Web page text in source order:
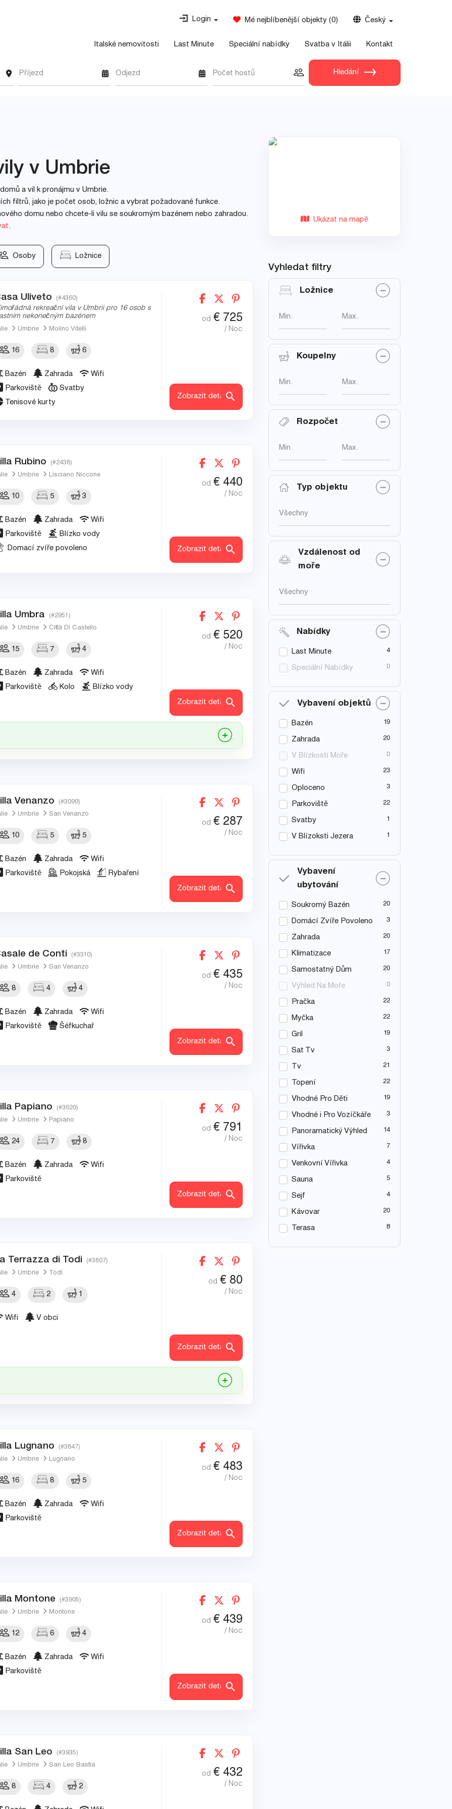
Login Mé nejblíbenější objekty (0) Český
Italské nemovitosti Last Minute Speciální nabídky Svatba v Itálii Kontakt
Příjezd Odjezd Počet hostů Hledání
v Umbrie
a vil k pronájmu v Umbrie.
filtrů, jako je počet osob, ložnic a vybrat požadované funkce.
domu nebo chcete-li vilu se soukromým bazénem nebo zahradou.
.
Osoby Ložnice
Uliveto (#4360)
rekreační vila v Umbrii pro 16 osob s
nekonečným bazénem
Umbrie Molino Vitelli
16 8 6
Bazén Zahrada
Wifi
Parkoviště
Svatby
Tenisové kurty
od € 725
/ Noc
Zobrazit detaily
Rubino (#2438)
Umbrie Lisciano Niccone
10 5 3
Bazén Zahrada
Wifi
Parkoviště
Blízko vody
Domací zvíře povoleno
od € 440
/ Noc
Zobrazit detaily
Umbra (#2951)
Umbrie Città Di Castello
15 7 4
Bazén Zahrada
Wifi
Parkoviště
Kolo Blízko vody
od € 520
/ Noc
Zobrazit detaily
Venanzo (#3090)
Umbrie San Venanzo
10 5 5
Bazén Zahrada
Wifi
Parkoviště
Pokojská Rybaření
od € 287
/ Noc
Zobrazit detaily
de Conti (#3310)
Umbrie San Venanzo
8 4 4
Bazén Zahrada
Wifi
Parkoviště
Šéfkuchař
od € 435
/ Noc
Zobrazit detaily
Papiano (#3620)
Umbrie Papiano
24 7 8
Bazén Zahrada
Wifi
Parkoviště
od € 791
/ Noc
Zobrazit detaily
Terrazza di Todi (#3807)
Umbrie Todi
4 2 1
Wifi V obci
od € 80
/ Noc
Zobrazit detaily
Lugnano (#3847)
Umbrie Lugnano
16 8 5
Bazén Zahrada
Wifi
Parkoviště
od € 483
/ Noc
Zobrazit detaily
Montone (#3905)
Umbrie Montone
12 6 4
Bazén Zahrada
Wifi
Parkoviště
od € 439
/ Noc
Zobrazit detaily
San Leo (#3935)
Umbrie San Leo Bastia
8 4 2
od € 432
/ Noc
Ukázat na mapě
Vyhledat filtry
Ložnice
Min. Max.
Koupelny
Min. Max.
Rozpočet
Min. Max.
Typ objektu
Všechny
Vzdálenost od
moře
Všechny
Nabídky
Last Minute 4
Speciální Nabídky 0
Vybavení objektů
Bazén 19
Zahrada 20
V Blízkosti Moře 0
Wifi 23
Oploceno 3
Parkoviště 22
Svatby 1
V Blízoksti Jezera 1
Vybavení
ubytování
Soukromý Bazén 20
Domácí Zvíře Povoleno 3
Zahrada 20
Klimatizace 17
Samostatný Dům 20
Výhled Na Moře 0
Pračka 22
Myčka 22
Gril 19
Sat Tv 3
Tv 21
Topení 22
Vhodné Pro Děti 19
Vhodné i Pro Vozíčkáře 3
Panoramatický Výhled 14
Vířivka 7
Venkovní Vířivka 4
Sauna 5
Sejf 4
Kávovar 20
Terasa 8